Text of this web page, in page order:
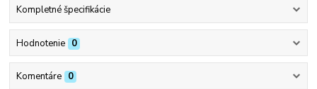
Kompletné špecifikácie
Hodnotenie 0
Komentáre 0